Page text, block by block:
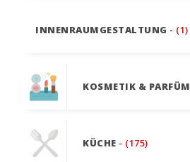
INNENRAUMGESTALTUNG - (1)
KOSMETIK & PARFÜM
KÜCHE - (175)